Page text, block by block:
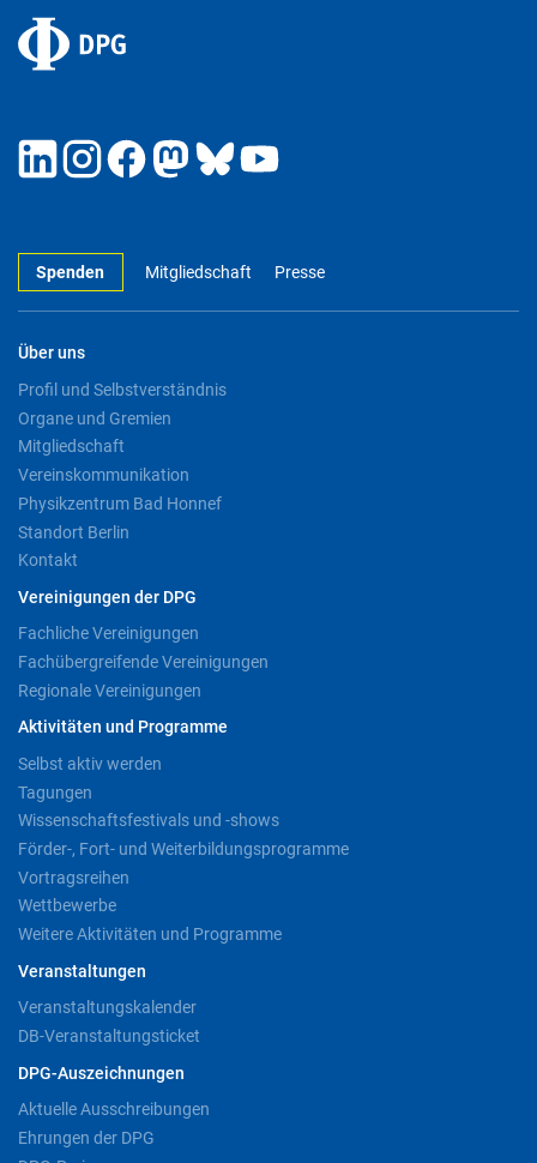
Spenden Mitgliedschaft Presse
Über uns
Profil und Selbstverständnis
Organe und Gremien
Mitgliedschaft
Vereinskommunikation
Physikzentrum Bad Honnef
Standort Berlin
Kontakt
Vereinigungen der DPG
Fachliche Vereinigungen
Fachübergreifende Vereinigungen
Regionale Vereinigungen
Aktivitäten und Programme
Selbst aktiv werden
Tagungen
Wissenschaftsfestivals und -shows
Förder-, Fort- und Weiterbildungsprogramme
Vortragsreihen
Wettbewerbe
Weitere Aktivitäten und Programme
Veranstaltungen
Veranstaltungskalender
DB-Veranstaltungsticket
DPG-Auszeichnungen
Aktuelle Ausschreibungen
Ehrungen der DPG